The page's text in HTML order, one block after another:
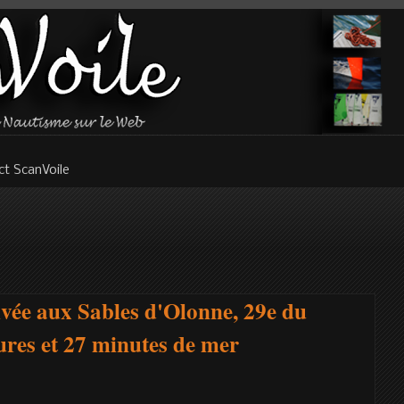
ScanVoile
aux Sables d'Olonne, 29e du
et 27 minutes de mer